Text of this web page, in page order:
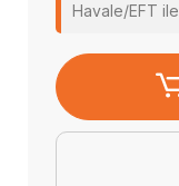
Havale/EFT ile